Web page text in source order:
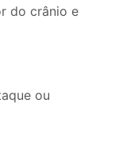
do crânio e
ou